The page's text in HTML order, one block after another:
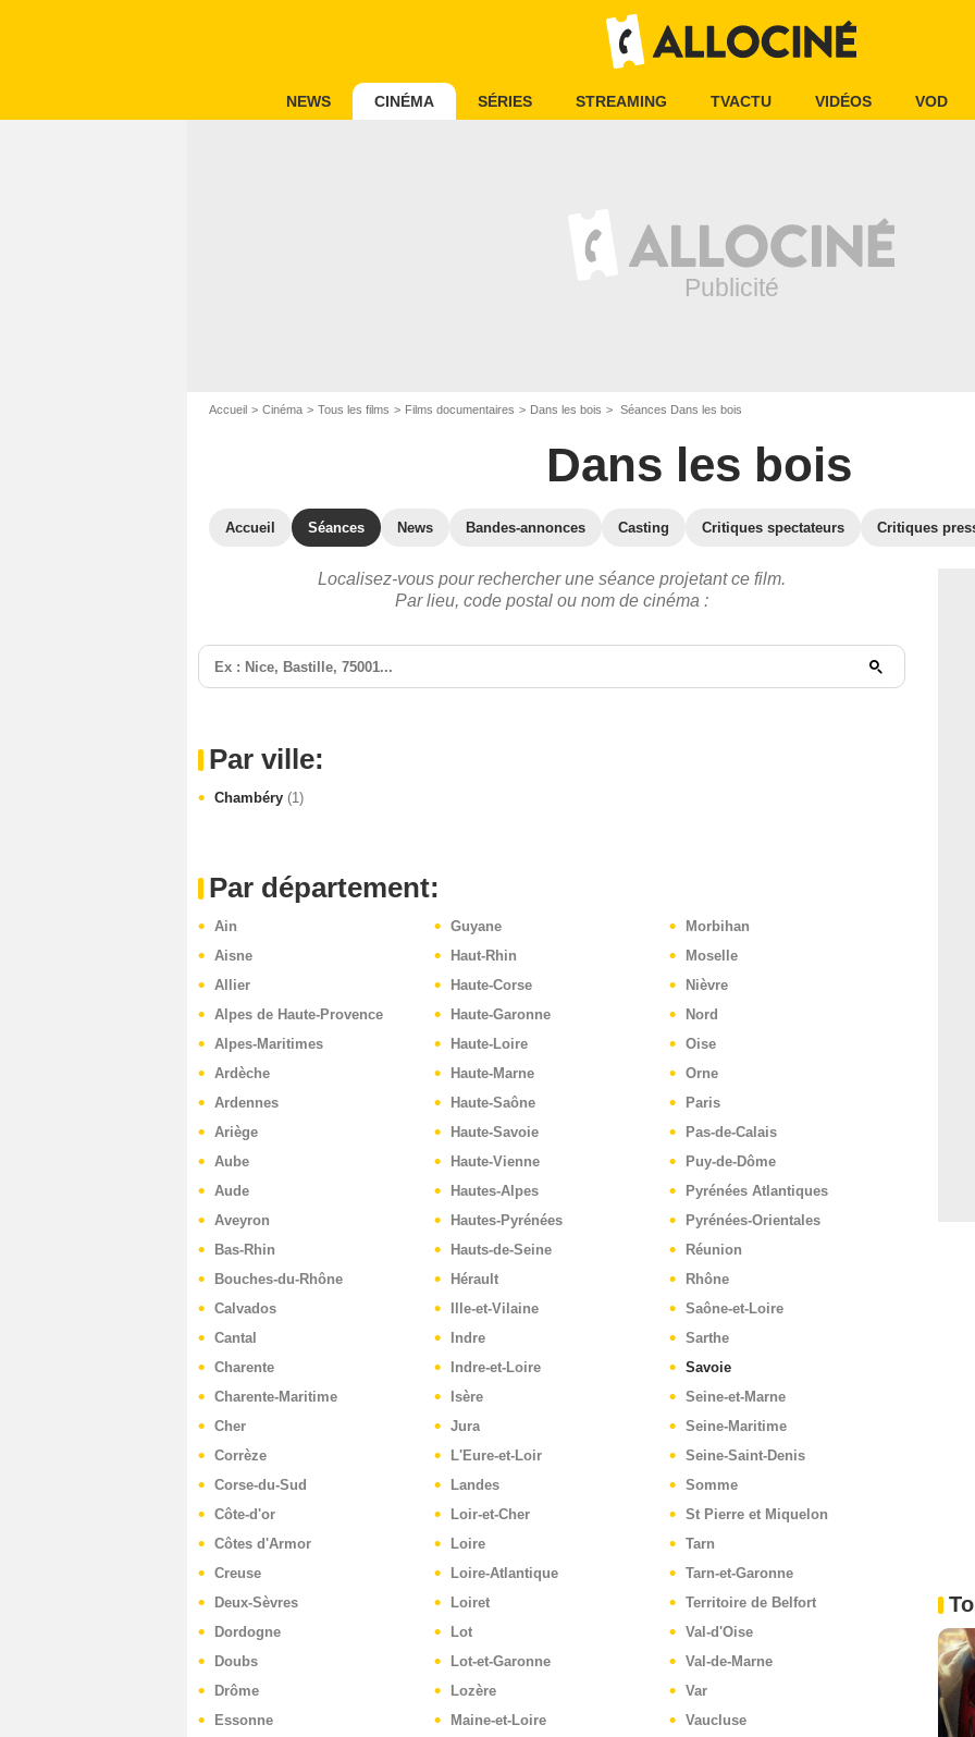
NEWS CINÉMA SÉRIES STREAMING TVACTU VIDÉOS VOD
Accueil Cinéma Tous les films Films documentaires Dans les bois Séances Dans les bois
Dans les bois
Accueil Séances News Bandes-annonces Casting Critiques spectateurs Critiques
Localisez-vous pour rechercher une séance projetant ce film.
Par lieu, code postal ou nom de cinéma :
Par ville:
Chambéry (1)
Par département:
Ain
Aisne
Allier
Alpes de Haute-Provence
Alpes-Maritimes
Ardèche
Ardennes
Ariège
Aube
Aude
Aveyron
Bas-Rhin
Bouches-du-Rhône
Calvados
Cantal
Charente
Charente-Maritime
Cher
Corrèze
Corse-du-Sud
Côte-d'or
Côtes d'Armor
Creuse
Deux-Sèvres
Dordogne
Doubs
Drôme
Essonne
Guyane
Haut-Rhin
Haute-Corse
Haute-Garonne
Haute-Loire
Haute-Marne
Haute-Saône
Haute-Savoie
Haute-Vienne
Hautes-Alpes
Hautes-Pyrénées
Hauts-de-Seine
Hérault
Ille-et-Vilaine
Indre
Indre-et-Loire
Isère
Jura
L'Eure-et-Loir
Landes
Loir-et-Cher
Loire
Loire-Atlantique
Loiret
Lot
Lot-et-Garonne
Lozère
Maine-et-Loire
Morbihan
Moselle
Nièvre
Nord
Oise
Orne
Paris
Pas-de-Calais
Puy-de-Dôme
Pyrénées Atlantiques
Pyrénées-Orientales
Réunion
Rhône
Saône-et-Loire
Sarthe
Savoie
Seine-et-Marne
Seine-Maritime
Seine-Saint-Denis
Somme
St Pierre et Miquelon
Tarn
Tarn-et-Garonne
Territoire de Belfort
Val-d'Oise
Val-de-Marne
Var
Vaucluse